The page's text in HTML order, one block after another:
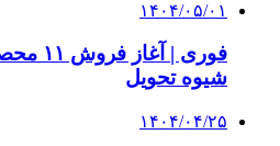
۱۴۰۴/۰۵/۰۱
شیوه تحویل
۱۴۰۴/۰۴/۲۵